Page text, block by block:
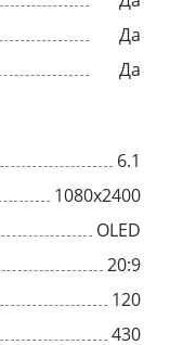
Да
Да
6.1
1080x2400
OLED
20:9
120
430